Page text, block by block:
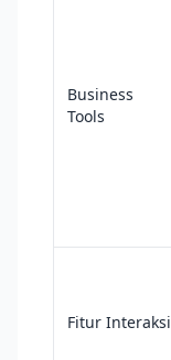
Business
Tools
Fitur Interaksi